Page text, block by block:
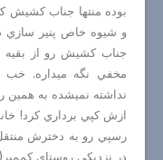
بوده منتها جناب كشيش
و شيوه خاص پنير سازي
جناب كشيش رو از بقيه
مخفي نگه ميداره. خب
نداشته نميشده به
ازش كپي برداري كرد!
رسپي رو به دخترش